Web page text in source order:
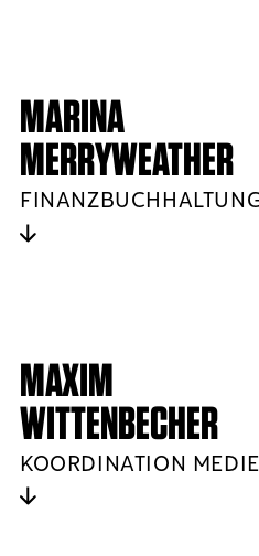
MARINA
MERRYWEATHER
MAXIM
WITTENBECHER
KOORDINATION